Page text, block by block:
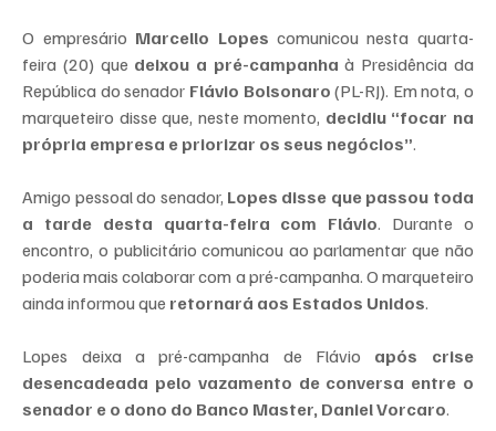
O empresário Marcello Lopes comunicou nesta quarta-
feira (20) que deixou a pré-campanha à Presidência da
República do senador Flávio Bolsonaro (PL-RJ). Em nota, o
marqueteiro disse que, neste momento, decidiu “focar na
própria empresa e priorizar os seus negócios”.
Amigo pessoal do senador, Lopes disse que passou toda
a tarde desta quarta-feira com Flávio. Durante o
encontro, o publicitário comunicou ao parlamentar que não
poderia mais colaborar com a pré-campanha. O marqueteiro
ainda informou que retornará aos Estados Unidos.
Lopes deixa a pré-campanha de Flávio após crise
desencadeada pelo vazamento de conversa entre o
senador e o dono do Banco Master, Daniel Vorcaro.